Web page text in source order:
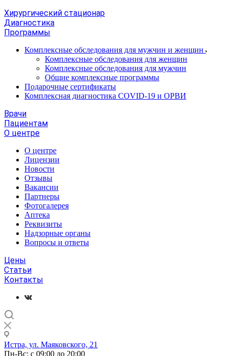
Хирургический стационар
Диагностика
Программы
Комплексные обследования для мужчин и женщин
Комплексные обследования для женщин
Комплексные обследования для мужчин
Общие комплексные программы
Подарочные сертификаты
Комплексная диагностика COVID-19 и ОРВИ
Врачи
Пациентам
О центре
О центре
Лицензии
Новости
Отзывы
Вакансии
Партнеры
Фотогалерея
Аптека
Реквизиты
Надзорные органы
Вопросы и ответы
Цены
Статьи
Контакты
Истра, ул. Маяковского, 21
Пн-Вс: с 09:00 до 20:00